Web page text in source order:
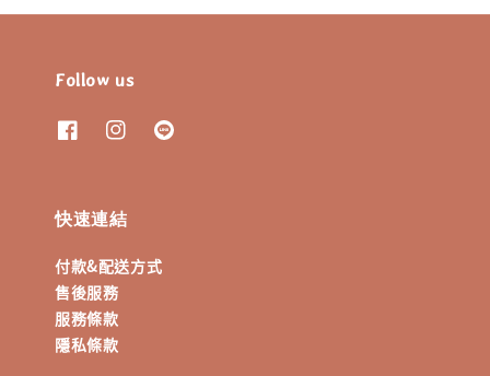
Follow us
快速連結
付款&配送方式
售後服務
服務條款
隱私條款